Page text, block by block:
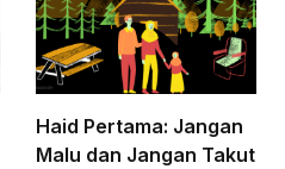
Haid Pertama: Jangan
Malu dan Jangan Takut